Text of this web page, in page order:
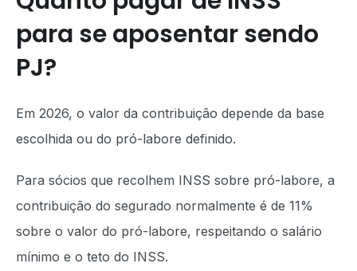
para se aposentar sendo
PJ?
Em 2026, o valor da contribuição depende da base
escolhida ou do pró-labore definido.
Para sócios que recolhem INSS sobre pró-labore, a
contribuição do segurado normalmente é de 11%
sobre o valor do pró-labore, respeitando o salário
mínimo e o teto do INSS.